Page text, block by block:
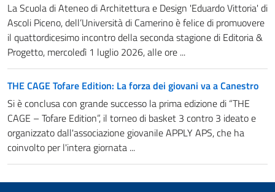
La Scuola di Ateneo di Architettura e Design 'Eduardo Vittoria' di
Ascoli Piceno, dell’Università di Camerino è felice di promuovere
il quattordicesimo incontro della seconda stagione di Editoria &
Progetto, mercoledì 1 luglio 2026, alle ore ...
THE CAGE Tofare Edition: La forza dei giovani va a Canestro
Si è conclusa con grande successo la prima edizione di “THE
CAGE – Tofare Edition”, il torneo di basket 3 contro 3 ideato e
organizzato dall'associazione giovanile APPLY APS, che ha
coinvolto per l'intera giornata ...